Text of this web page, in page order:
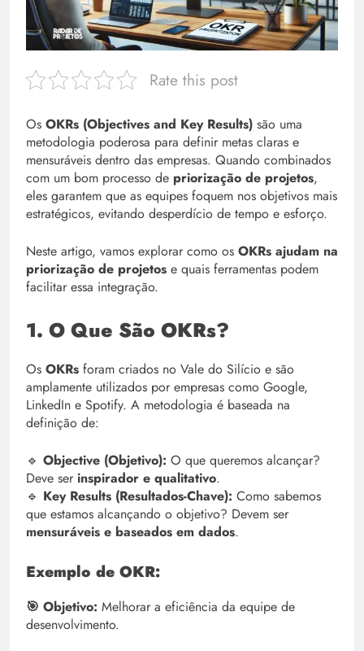
Rate this post
Os OKRs (Objectives and Key Results) são uma
metodologia poderosa para definir metas claras e
mensuráveis dentro das empresas. Quando combinados
com um bom processo de priorização de projetos,
eles garantem que as equipes foquem nos objetivos mais
estratégicos, evitando desperdício de tempo e esforço.
Neste artigo, vamos explorar como os OKRs ajudam na
priorização de projetos e quais ferramentas podem
facilitar essa integração.
1. O Que São OKRs?
Os OKRs foram criados no Vale do Silício e são
amplamente utilizados por empresas como Google,
LinkedIn e Spotify. A metodologia é baseada na
definição de:
🔹 Objective (Objetivo): O que queremos alcançar?
Deve ser inspirador e qualitativo.
🔹 Key Results (Resultados-Chave): Como sabemos
que estamos alcançando o objetivo? Devem ser
mensuráveis e baseados em dados.
Exemplo de OKR:
🎯 Objetivo: Melhorar a eficiência da equipe de
desenvolvimento.